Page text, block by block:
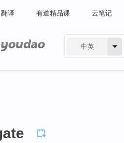
翻译 有道精品课 云笔记
中英